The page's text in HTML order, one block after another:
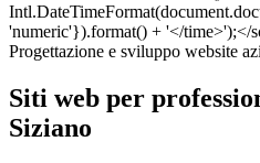
Progettazione e sviluppo website
Siti web per
Siziano